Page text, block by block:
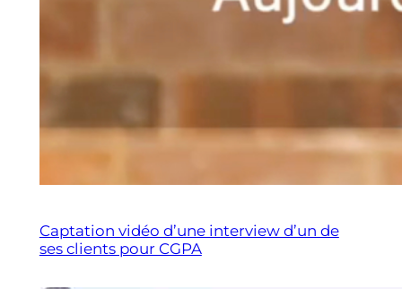
Captation vidéo d’une interview d’un de
ses clients pour CGPA